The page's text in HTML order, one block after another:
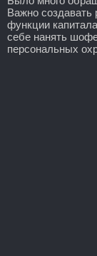
Важно создавать
функции
себе нанять
персональных